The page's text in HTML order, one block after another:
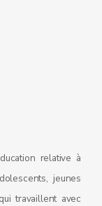
relative à
jeunes
travaillent avec